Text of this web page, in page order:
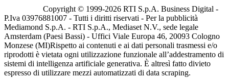
Copyright © 1999-2026 RTI S.p.A. Business Digital -
P.Iva 03976881007 - Tutti i diritti riservati - Per la pubblicità
Mediamond S.p.A. - RTI S.p.A., Mediaset N.V., sede legale
Amsterdam (Paesi Bassi) - Uffici Viale Europa 46, 20093 Cologno
Monzese (MI)Rispetto ai contenuti e ai dati personali trasmessi e/o
riprodotti è vietata ogni utilizzazione funzionale all’addestramento di
sistemi di intelligenza artificiale generativa. È altresì fatto divieto
espresso di utilizzare mezzi automatizzati di data scraping.